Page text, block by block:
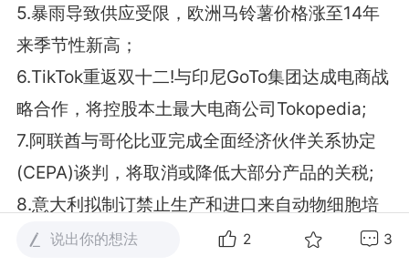
5.暴雨导致供应受限，欧洲马铃薯价格涨至14年
来季节性新高；
6.TikTok重返双十二!与印尼GoTo集团达成电商战
略合作，将控股本土最大电商公司Tokopedia;
7.阿联酋与哥伦比亚完成全面经济伙伴关系协定
(CEPA)谈判，将取消或降低大部分产品的关税;
8.意大利拟制订禁止生产和进口来自动物细胞培
养物的食品法规;
说出你的想法 2 3